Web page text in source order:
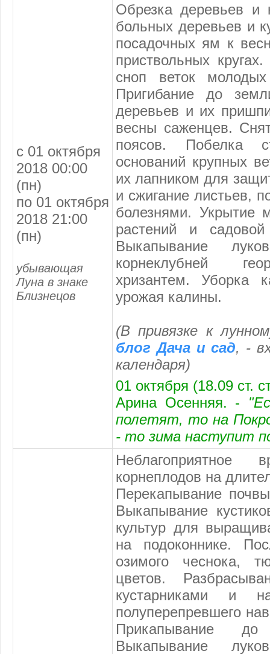
с 01 октября
2018 00:00
(пн)
по 01 октября
2018 21:00
(пн)
убывающая
Луна в знаке
Близнецов
Обрезка деревьев и
больных деревьев и
посадочных ям к
приствольных
сноп веток
Пригибание до
деревьев и их
весны саженцев.
поясов. Побелка
оснований крупных
их лапником для
и сжигание листьев,
болезнями. Укрытие
растений и
Выкапывание
корнеклубней
хризантем. Уборка
урожая калины.
(В привязке к
блог Дача и сад, -
календаря)
01 октября (18.09 ст.
Арина Осенняя. -
полетят, то на
- то зима наступит
корнеплодов на
Перекапывание
Выкапывание
культур для
на подоконнике.
озимого чеснока,
цветов.
кустарниками и
полуперепревшего
Прикапывание
Выкапывание